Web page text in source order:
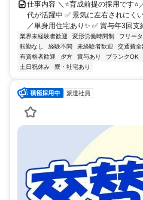
仕事内容 ＼⭐育成前提の採用です
代が活躍中 ✅ 景気に左右されにく
／単身用住宅あり✨ ✅ 賞与年3回
業界未経験者歓迎 変形労働時間制 フリー
転勤なし
経験不問 未経験者歓迎 交通費全
有資格者歓迎
夕方 賞与あり ブランクOK
土日祝休み
寮・社宅あり
派遣社員